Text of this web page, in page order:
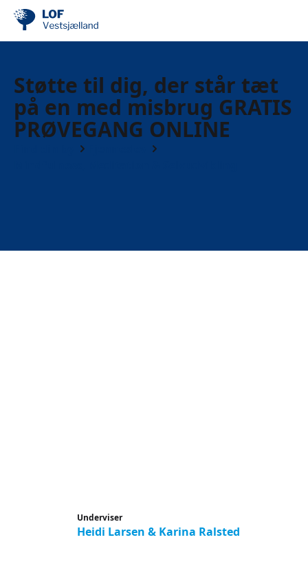
Støtte til dig, der står tæt
på en med misbrug GRATIS
PRØVEGANG ONLINE
Underviser
Heidi Larsen & Karina Ralsted